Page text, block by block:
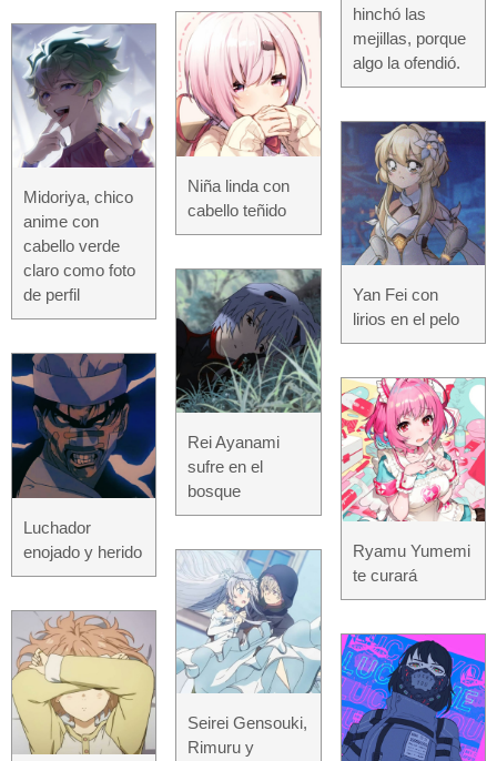
Midoriya, chico
anime con
cabello verde
claro como foto
de perfil
Luchador
enojado y herido
Niña linda con
cabello teñido
Rei Ayanami
sufre en el
bosque
Seirei Gensouki,
Rimuru y
hinchó las
mejillas, porque
algo la ofendió.
Yan Fei con
lirios en el pelo
Ryamu Yumemi
te curará